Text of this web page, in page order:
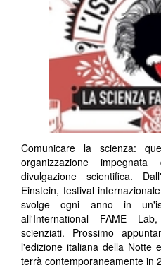
Comunicare la scienza:
organizzazione
divulgazione scientifica.
Einstein, festival
svolge ogni anno in
all'International FAME
scienziati. Prossimo
l'edizione italiana della Notte
terrà contemporaneamente in